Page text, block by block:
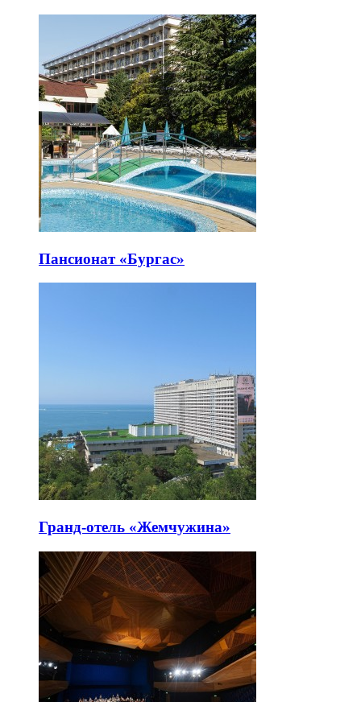
Пансионат «Бургас»
Гранд-отель «Жемчужина»